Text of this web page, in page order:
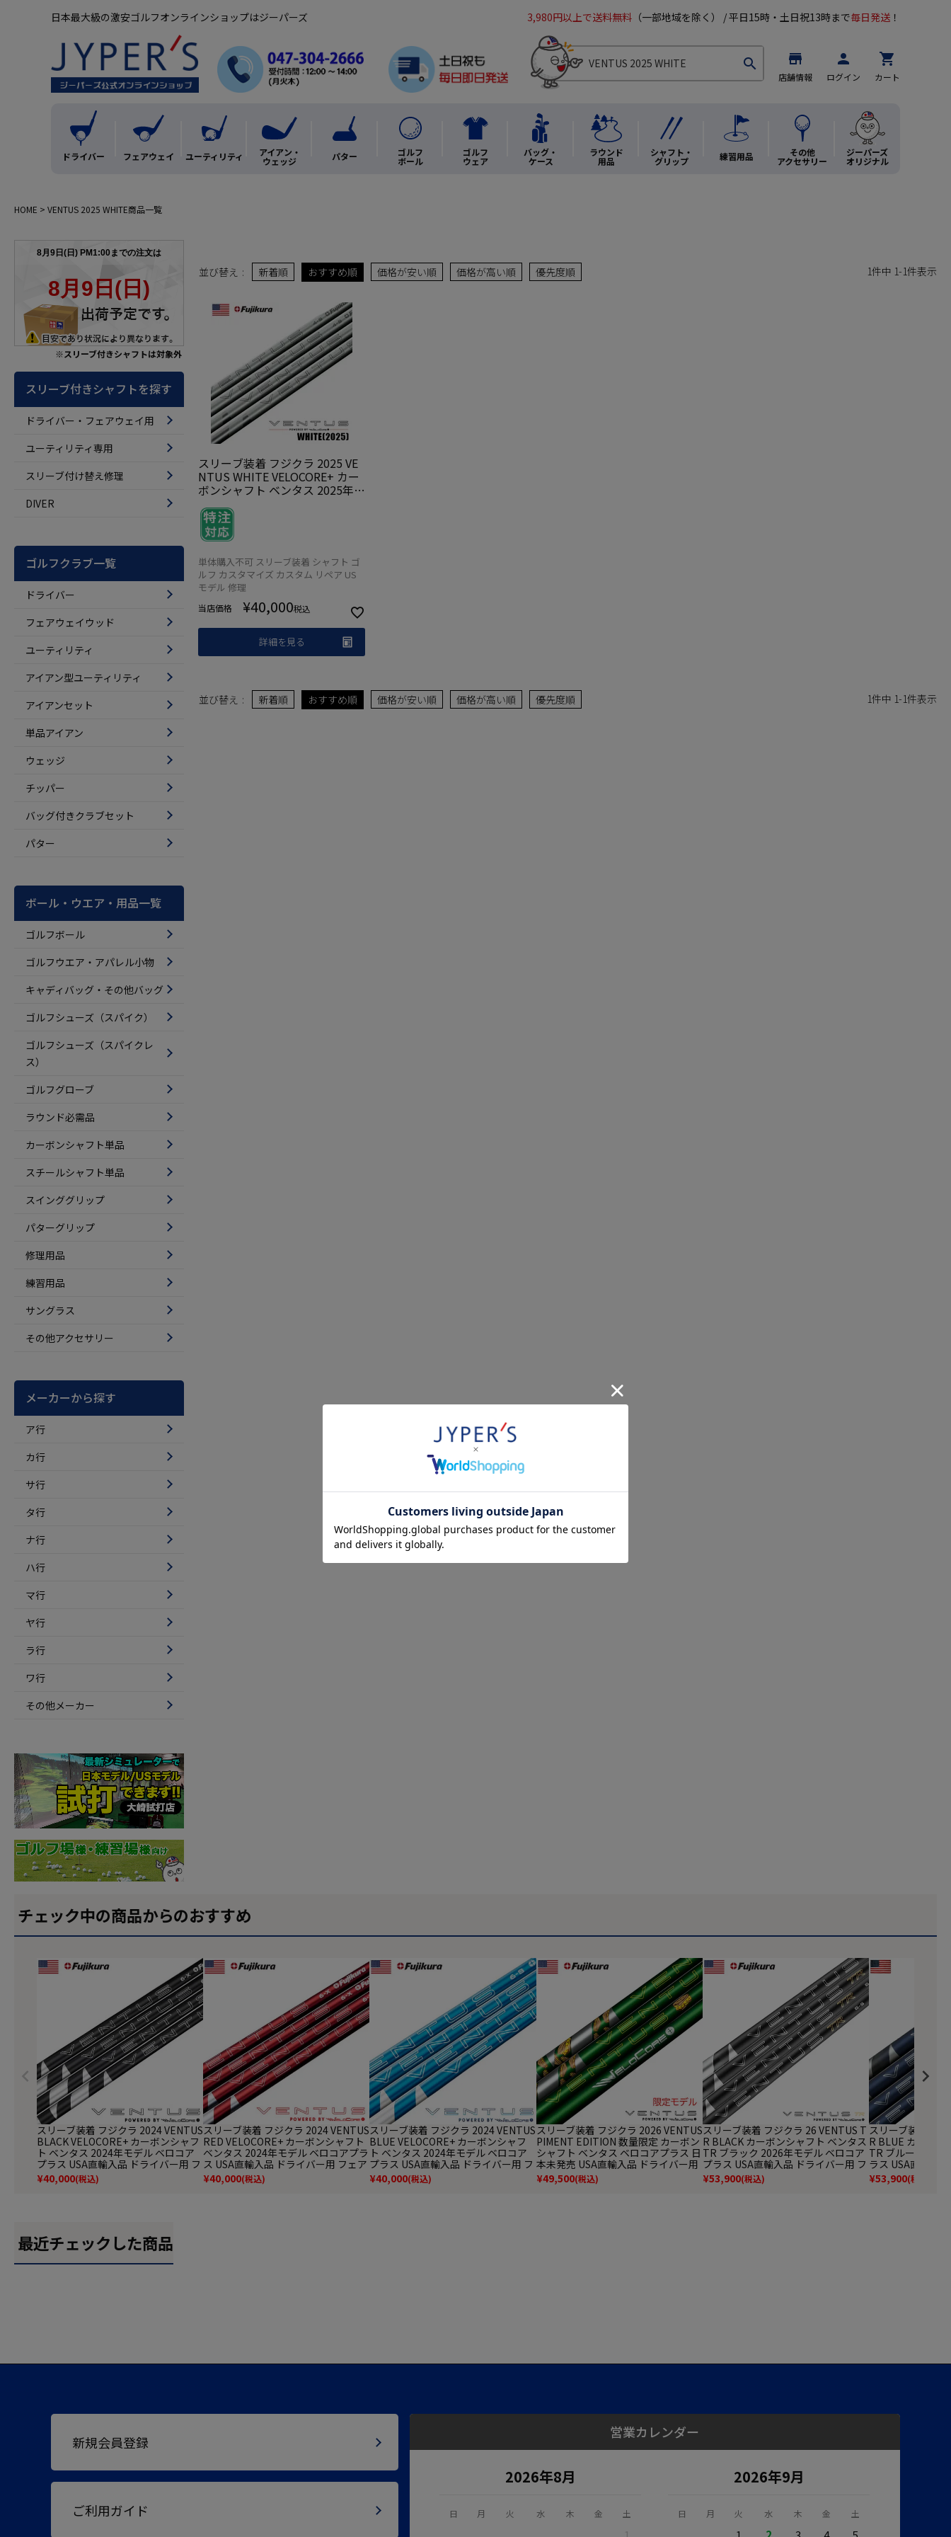
日本最大級の激安ゴルフオンラインショップはジーパーズ 3,980円以上で送料無料 （一部地域を除く） / 平日15時・土日祝13時まで毎日発送 ！
search store
店舗情報
person
ログイン
shopping_cart
カート
ドライバー フェアウェイ ユーティリティ アイアン・
ウェッジ パター ゴルフ
ボール
ゴルフ
ウェア
バッグ・
ケース
ラウンド
用品
シャフト・
グリップ 練習用品 その他
アクセサリー
ジーパーズ
オリジナル
HOME VENTUS 2025 WHITE商品一覧
※スリーブ付きシャフトは対象外
スリーブ付きシャフトを探す
ドライバー・フェアウェイ用
ユーティリティ専用
スリーブ付け替え修理
DIVER
ゴルフクラブ一覧
ドライバー
フェアウェイウッド
ユーティリティ
アイアン型ユーティリティ
アイアンセット
単品アイアン
ウェッジ
チッパー
バッグ付きクラブセット
パター
ボール・ウエア・用品一覧
ゴルフボール
ゴルフウエア・アパレル小物
キャディバッグ・その他バッグ
ゴルフシューズ（スパイク）
ゴルフシューズ（スパイクレ
ス）
ゴルフグローブ
ラウンド必需品
カーボンシャフト単品
スチールシャフト単品
スインググリップ
パターグリップ
修理用品
練習用品
サングラス
その他アクセサリー
メーカーから探す
ア行
カ行
サ行
タ行
ナ行
ハ行
マ行
ヤ行
ラ行
ワ行
その他メーカー
並び替え 新着順 おすすめ順 価格が安い順 価格が高い順 優先度順 1件中 1-1件表示
スリーブ装着 フジクラ 2025 VE
NTUS WHITE VELOCORE+ カー
ボンシャフト ベンタス 2025年モ
品 ドライバー用 フェアウェイ用
シャフト スリーブ付きシャフト
【単品購入不可】
単体購入不可 スリーブ装着 シャフト ゴ
ルフ カスタマイズ カスタム リペア US
モデル 修理
当店価格 ¥40,000税込
詳細を見る
並び替え 新着順 おすすめ順 価格が安い順 価格が高い順 優先度順 1件中 1-1件表示
チェック中の商品からのおすすめ
スリーブ装着 フジクラ 2024 VENTUS
BLACK VELOCORE+ カーボンシャフ
ト ベンタス 2024年モデル ベロコア
プラス USA直輸入品 ドライバー用 フ
ェアウェイ用 シャフト スリーブ付き
シャフト【単品購入不可】
¥40,000(税込)
スリーブ装着 フジクラ 2024 VENTUS
RED VELOCORE+ カーボンシャフト
ベンタス 2024年モデル ベロコアプラ
ス USA直輸入品 ドライバー用 フェア
ウェイ用 シャフト スリーブ付きシャ
フト【単品購入不可】
¥40,000(税込)
スリーブ装着 フジクラ 2024 VENTUS
BLUE VELOCORE+ カーボンシャフ
ト ベンタス 2024年モデル ベロコア
プラス USA直輸入品 ドライバー用 フ
ェアウェイ用 シャフト スリーブ付き
シャフト【単品購入不可】
¥40,000(税込)
スリーブ装着 フジクラ 2026 VENTUS
PIMENT EDITION 数量限定 カーボン
シャフト ベンタス ベロコアプラス 日
本未発売 USA直輸入品 ドライバー用
フェアウェイ用 シャフト スリーブ付
きシャフト【単品購入不可】
¥49,500(税込)
スリーブ装着 フジクラ 26 VENTUS T
R BLACK カーボンシャフト ベンタス
TR ブラック 2026年モデル ベロコア
プラス USA直輸入品 ドライバー用 フ
ェアウェイ用 シャフト スリーブ付き
シャフト【単品購入不可】
¥53,900(税込)
スリーブ装着 フ
R BLUE カーボン
TR ブルー 2026
ラス USA直輸入
アウェイ用 シャ
ャフト【単品購
¥53,900(税込)
最近チェックした商品
新規会員登録
ご利用ガイド
営業カレンダー
2026年8月
日 月 火 水 木 金 土
2026年9月
日 月 火 水 木 金 土